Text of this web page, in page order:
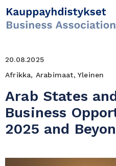
20.08.2025
Afrikka, Arabimaat, Yleinen
Arab States
Business
2025 and